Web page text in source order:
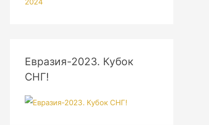
Евразия-2023. Кубок
СНГ!